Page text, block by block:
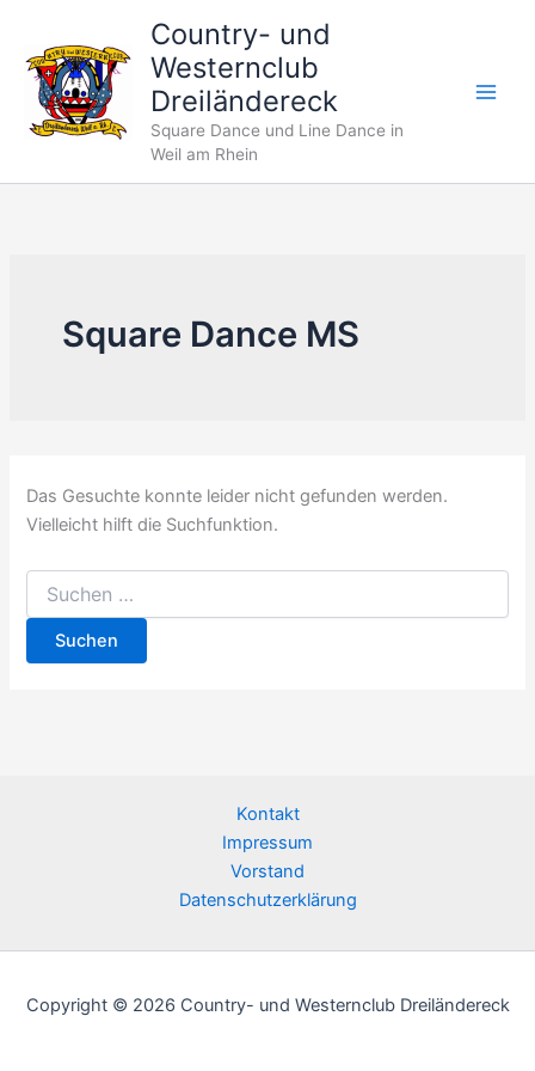
springen
Country- und
Westernclub
Dreiländereck
Square Dance und Line Dance in
Weil am Rhein
Square Dance MS
Das Gesuchte konnte leider nicht gefunden werden.
Vielleicht hilft die Suchfunktion.
Suchen
nach:
Kontakt
Impressum
Vorstand
Datenschutzerklärung
Copyright © 2026 Country- und Westernclub Dreiländereck